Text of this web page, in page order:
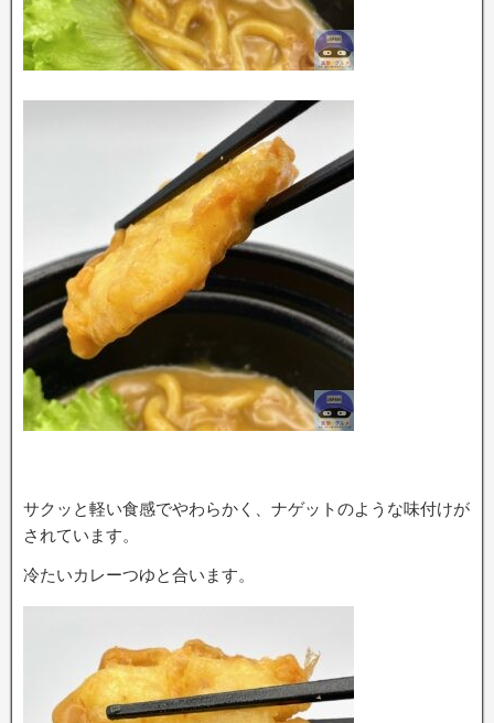
サクッと軽い食感でやわらかく、ナゲットのような味付けが
されています。
冷たいカレーつゆと合います。